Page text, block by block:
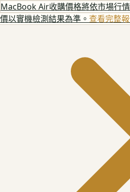
MacBook Air收購價格將依市場行
價以實機檢測結果為準。 查看完整